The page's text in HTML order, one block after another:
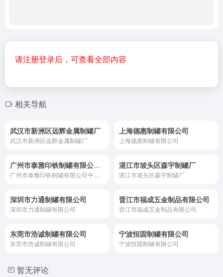
请注册登录后，可查看全部内容
相关导航
武汉市新洲区远辉金属制罐厂
武汉市新洲区远辉金属制罐厂
上海德惠制罐有限公司
上海德惠制罐有限公司
广州市泰雅印铁制罐有限公司中山市分公司 湛江市坡头区森宇制罐厂
湛江市坡头区森宇制罐厂
深圳市力通制罐有限公司
深圳市力通制罐有限公司
晋江市福成五金制品有限公司
晋江市福成五金制品有限公司
东莞市浩诚制罐有限公司
东莞市浩诚制罐有限公司
宁波恒固制罐有限公司
宁波恒固制罐有限公司
暂无评论